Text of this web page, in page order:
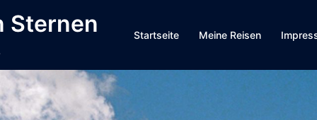
Sternen Startseite Meine Reisen